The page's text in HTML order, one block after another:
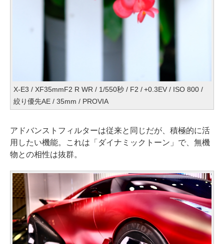
X-E3 / XF35mmF2 R WR / 1/550秒 / F2 / +0.3EV / ISO 800 /
絞り優先AE / 35mm / PROVIA
アドバンストフィルターは従来と同じだが、積極的に活
用したい機能。これは「ダイナミックトーン」で、無機
物との相性は抜群。